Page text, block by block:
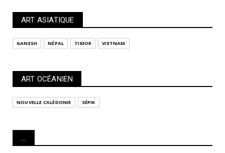
ART ASIATIQUE
GANESH NÉPAL TIMOR VIETNAM
ART OCÉANIEN
NOUVELLE CALÉDONIE SÉPIK
...